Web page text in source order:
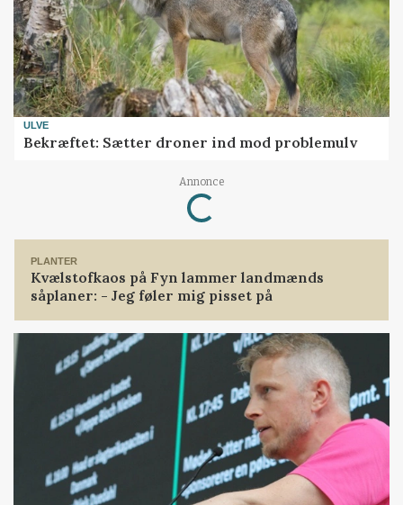
ULVE
Bekræftet: Sætter droner ind mod problemulv
Annonce
Loading...
PLANTER
Kvælstofkaos på Fyn lammer landmænds
såplaner: - Jeg føler mig pisset på